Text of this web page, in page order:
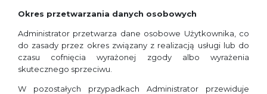
Okres przetwarzania danych osobowych
Administrator przetwarza dane osobowe Użytkownika, co
do zasady przez okres związany z realizacją usługi lub do
czasu cofnięcia wyrażonej zgody albo wyrażenia
skutecznego sprzeciwu.
W pozostałych przypadkach Administrator przewiduje